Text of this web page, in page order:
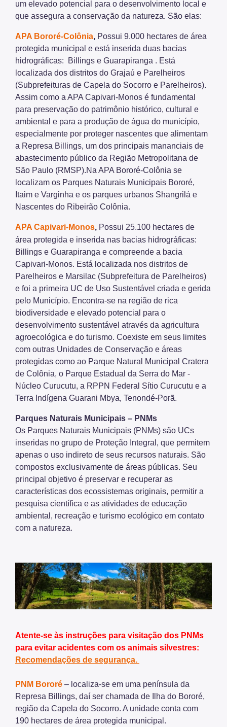
um elevado potencial para o desenvolvimento local e
que assegura a conservação da natureza. São elas:
APA Bororé-Colônia, Possui 9.000 hectares de área
protegida municipal e está inserida duas bacias
hidrográficas: Billings e Guarapiranga . Está
localizada dos distritos do Grajaú e Parelheiros
(Subprefeituras de Capela do Socorro e Parelheiros).
Assim como a APA Capivari-Monos é fundamental
para preservação do patrimônio histórico, cultural e
ambiental e para a produção de água do município,
especialmente por proteger nascentes que alimentam
a Represa Billings, um dos principais mananciais de
abastecimento público da Região Metropolitana de
São Paulo (RMSP).Na APA Bororé-Colônia se
localizam os Parques Naturais Municipais Bororé,
Itaim e Varginha e os parques urbanos Shangrilá e
Nascentes do Ribeirão Colônia.
APA Capivari-Monos, Possui 25.100 hectares de
área protegida e inserida nas bacias hidrográficas:
Billings e Guarapiranga e compreende a bacia
Capivari-Monos. Está localizada nos distritos de
Parelheiros e Marsilac (Subprefeitura de Parelheiros)
e foi a primeira UC de Uso Sustentável criada e gerida
pelo Município. Encontra-se na região de rica
biodiversidade e elevado potencial para o
desenvolvimento sustentável através da agricultura
agroecológica e do turismo. Coexiste em seus limites
com outras Unidades de Conservação e áreas
protegidas como ao Parque Natural Municipal Cratera
de Colônia, o Parque Estadual da Serra do Mar -
Núcleo Curucutu, a RPPN Federal Sítio Curucutu e a
Terra Indígena Guarani Mbya, Tenondé-Porã.
Parques Naturais Municipais – PNMs
Os Parques Naturais Municipais (PNMs) são UCs
inseridas no grupo de Proteção Integral, que permitem
apenas o uso indireto de seus recursos naturais. São
compostos exclusivamente de áreas públicas. Seu
principal objetivo é preservar e recuperar as
características dos ecossistemas originais, permitir a
pesquisa científica e as atividades de educação
ambiental, recreação e turismo ecológico em contato
com a natureza.
Atente-se às instruções para visitação dos PNMs
para evitar acidentes com os animais silvestres:
Recomendações de segurança.
PNM Bororé – localiza-se em uma península da
Represa Billings, daí ser chamada de Ilha do Bororé,
região da Capela do Socorro. A unidade conta com
190 hectares de área protegida municipal.